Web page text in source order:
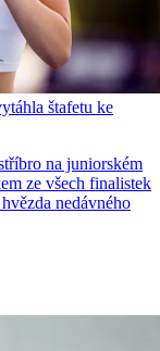
štafetu ke
na juniorském
ze všech finalistek
nedávného